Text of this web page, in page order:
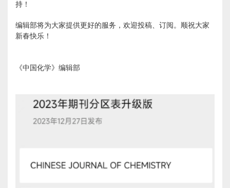
持！
编辑部将为大家提供更好的服务，欢迎投稿、订阅。顺祝大家
新春快乐！
《中国化学》编辑部